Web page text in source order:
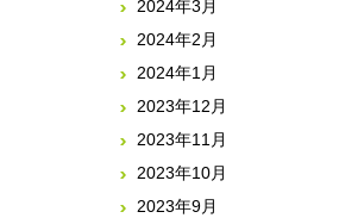
2024年3月
2024年2月
2024年1月
2023年12月
2023年11月
2023年10月
2023年9月